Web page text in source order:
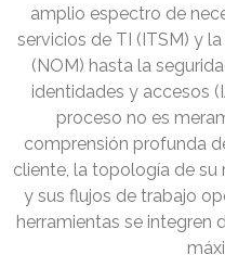
amplio espectro de
servicios de TI (ITSM) y
(NOM) hasta la
identidades y accesos
proceso no es
comprensión profunda
cliente, la topología de su
y sus flujos de trabajo
herramientas se integren